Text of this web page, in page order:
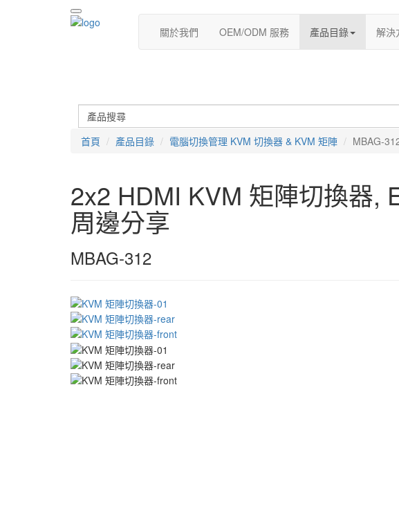
關於我們 OEM/ODM 服務 產品目錄 解決
首頁 產品目錄 電腦切換管理 KVM 切換器 & KVM 矩陣 MBAG-
2x2 HDMI KVM 矩陣切換器,
周邊分享
MBAG-312